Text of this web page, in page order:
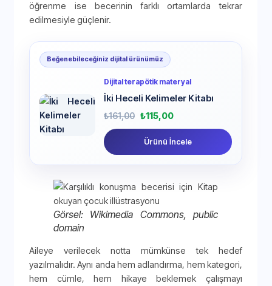
öğrenme ise becerinin farklı ortamlarda tekrar
edilmesiyle güçlenir.
Beğenebileceğiniz dijital ürünümüz
Dijital terapötik materyal
İki Heceli Kelimeler Kitabı
₺161,00 ₺115,00
Ürünü İncele
Görsel: Wikimedia Commons, public
domain
Aileye verilecek notta mümkünse tek hedef
yazılmalıdır. Aynı anda hem adlandırma, hem kategori,
hem cümle, hem hikaye beklemek çalışmayı